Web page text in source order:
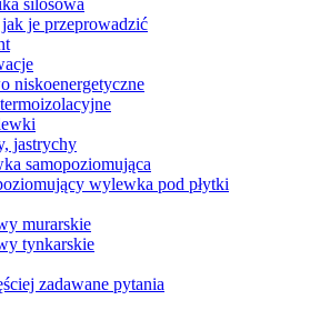
je przeprowadzić
niskoenergetyczne
jastrychy
samopoziomująca
wylewka pod płytki
murarskie
tynkarskie
zadawane pytania